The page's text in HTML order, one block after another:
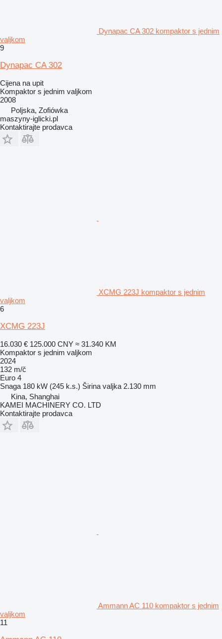
Dynapac CA 302 kompaktor s jednim
valjkom
9
Dynapac CA 302
Cijena na upit
Kompaktor s jednim valjkom
2008
Poljska, Zofiówka
maszyny-iglicki.pl
Kontaktirajte prodavca
XCMG 223J kompaktor s jednim
valjkom
6
XCMG 223J
16.030 € 125.000 CNY ≈ 31.340 KM
Kompaktor s jednim valjkom
2024
132 m/č
Euro 4
Snaga 180 kW (245 k.s.) Širina valjka 2.130 mm
Kina, Shanghai
KAMEI MACHINERY CO. LTD
Kontaktirajte prodavca
Ammann AC 110 kompaktor s jednim
valjkom
11